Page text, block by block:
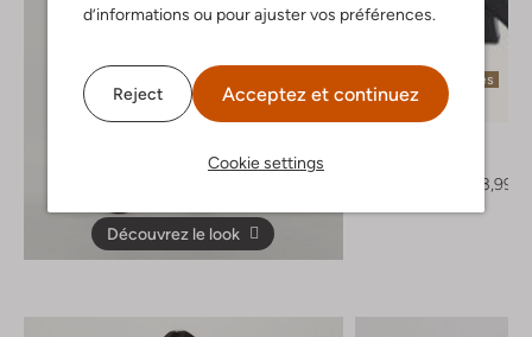
d’informations ou pour ajuster vos préférences.
Reject Acceptez et continuez
Cookie settings
Découvrez le look
Dernières pièces
-30%
€ 153,99